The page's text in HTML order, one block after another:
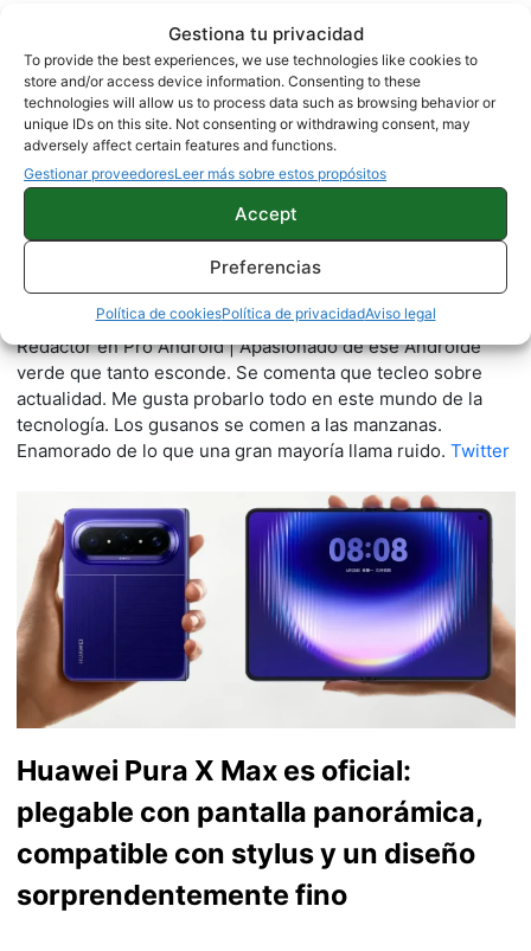
Gestiona tu privacidad
To provide the best experiences, we use technologies like cookies to
store and/or access device information. Consenting to these
technologies will allow us to process data such as browsing behavior or
unique IDs on this site. Not consenting or withdrawing consent, may
adversely affect certain features and functions.
Gestionar proveedoresLeer más sobre estos propósitos
Accept
Preferencias
Política de cookiesPolítica de privacidadAviso legal
Sobre este autor
11059 artículos publicados en ProAndroid desde 2020.
Redactor en Pro Android | Apasionado de ese Androide
verde que tanto esconde. Se comenta que tecleo sobre
actualidad. Me gusta probarlo todo en este mundo de la
tecnología. Los gusanos se comen a las manzanas.
Enamorado de lo que una gran mayoría llama ruido. Twitter
Huawei Pura X Max es oficial:
plegable con pantalla panorámica,
compatible con stylus y un diseño
sorprendentemente fino